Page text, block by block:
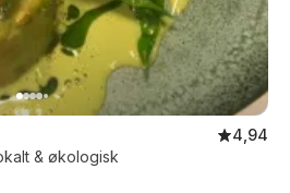
4,94
& økologisk